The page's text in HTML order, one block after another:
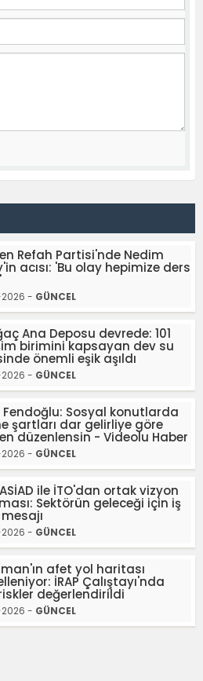
Refah Partisi'nde Nedim
acısı: 'Bu olay hepimize ders
- GÜNCEL
Ana Deposu devrede: 101
birimini kapsayan dev su
önemli eşik aşıldı
- GÜNCEL
Fendoğlu: Sosyal konutlarda
şartları dar gelirliye göre
düzenlensin - Videolu Haber
- GÜNCEL
ile İTO'dan ortak vizyon
Sektörün geleceği için iş
- GÜNCEL
afet yol haritası
İRAP Çalıştayı'nda
değerlendirildi
- GÜNCEL